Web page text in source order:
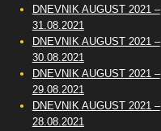
DNEVNIK AUGUST 2021 –
31.08.2021
DNEVNIK AUGUST 2021 –
30.08.2021
DNEVNIK AUGUST 2021 –
29.08.2021
DNEVNIK AUGUST 2021 –
28.08.2021